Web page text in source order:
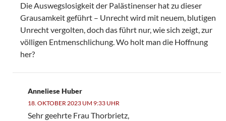
Die Auswegslosigkeit der Palästinenser hat zu dieser
Grausamkeit geführt – Unrecht wird mit neuem, blutigen
Unrecht vergolten, doch das führt nur, wie sich zeigt, zur
völligen Entmenschlichung. Wo holt man die Hoffnung
her?
Anneliese Huber
18. OKTOBER 2023 UM 9:33 UHR
Sehr geehrte Frau Thorbrietz,